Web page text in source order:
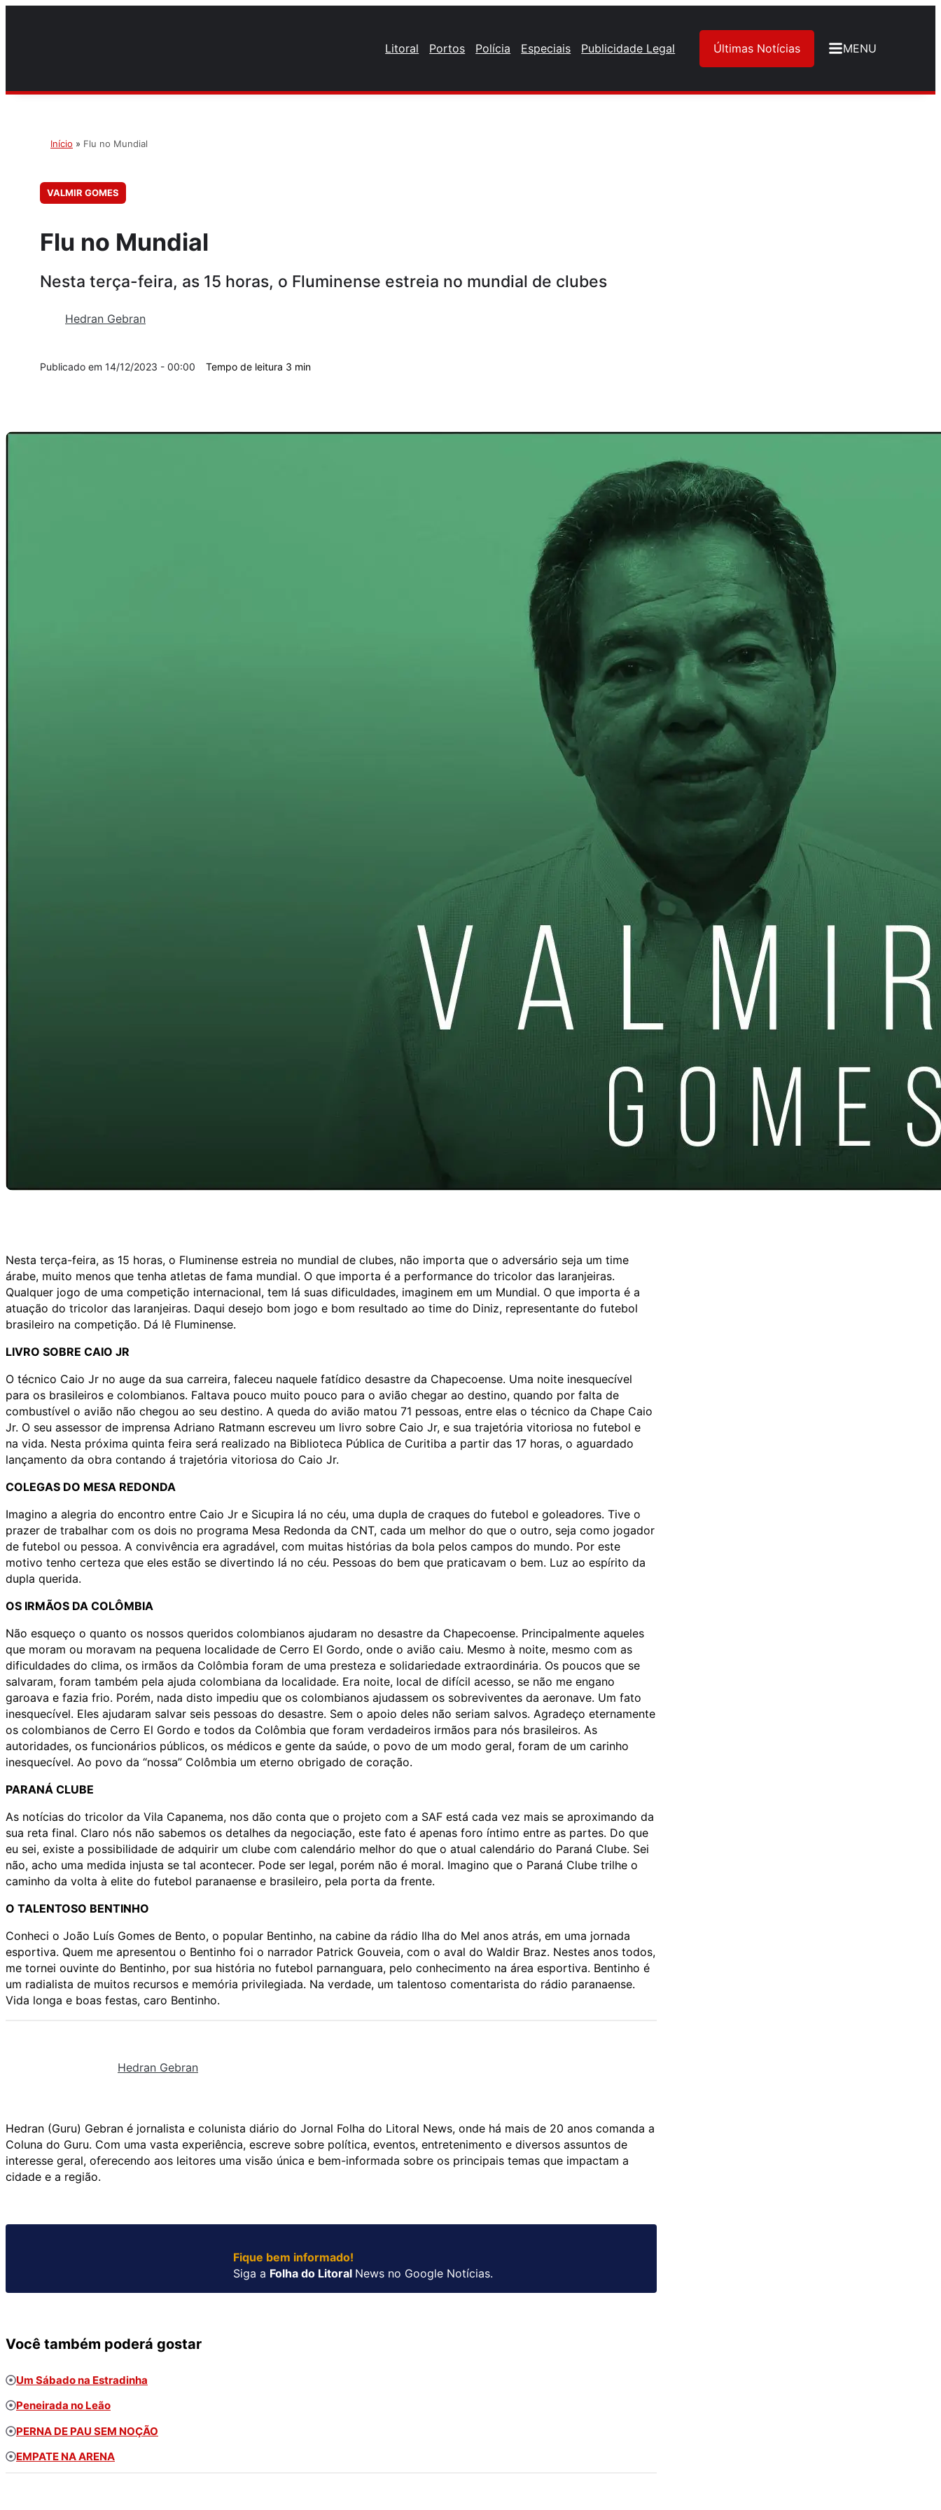
Litoral Portos Polícia Especiais Publicidade Legal Últimas Notícias MENU
Início » Flu no Mundial
VALMIR GOMES
Flu no Mundial
Nesta terça-feira, as 15 horas, o Fluminense estreia no mundial de clubes
Hedran Gebran
14/12/2023 - 00:00
Nesta terça-feira, as 15 horas, o Fluminense estreia no mundial de clubes, não importa que o adversário seja um time
árabe, muito menos que tenha atletas de fama mundial. O que importa é a performance do tricolor das laranjeiras.
Qualquer jogo de uma competição internacional, tem lá suas dificuldades, imaginem em um Mundial. O que importa é a
atuação do tricolor das laranjeiras. Daqui desejo bom jogo e bom resultado ao time do Diniz, representante do futebol
brasileiro na competição. Dá lê Fluminense.
LIVRO SOBRE CAIO JR
O técnico Caio Jr no auge da sua carreira, faleceu naquele fatídico desastre da Chapecoense. Uma noite inesquecível
para os brasileiros e colombianos. Faltava pouco muito pouco para o avião chegar ao destino, quando por falta de
combustível o avião não chegou ao seu destino. A queda do avião matou 71 pessoas, entre elas o técnico da Chape Caio
Jr. O seu assessor de imprensa Adriano Ratmann escreveu um livro sobre Caio Jr, e sua trajetória vitoriosa no futebol e
na vida. Nesta próxima quinta feira será realizado na Biblioteca Pública de Curitiba a partir das 17 horas, o aguardado
lançamento da obra contando á trajetória vitoriosa do Caio Jr.
COLEGAS DO MESA REDONDA
Imagino a alegria do encontro entre Caio Jr e Sicupira lá no céu, uma dupla de craques do futebol e goleadores. Tive o
prazer de trabalhar com os dois no programa Mesa Redonda da CNT, cada um melhor do que o outro, seja como jogador
de futebol ou pessoa. A convivência era agradável, com muitas histórias da bola pelos campos do mundo. Por este
motivo tenho certeza que eles estão se divertindo lá no céu. Pessoas do bem que praticavam o bem. Luz ao espírito da
dupla querida.
OS IRMÃOS DA COLÔMBIA
Não esqueço o quanto os nossos queridos colombianos ajudaram no desastre da Chapecoense. Principalmente aqueles
que moram ou moravam na pequena localidade de Cerro El Gordo, onde o avião caiu. Mesmo à noite, mesmo com as
dificuldades do clima, os irmãos da Colômbia foram de uma presteza e solidariedade extraordinária. Os poucos que se
salvaram, foram também pela ajuda colombiana da localidade. Era noite, local de difícil acesso, se não me engano
garoava e fazia frio. Porém, nada disto impediu que os colombianos ajudassem os sobreviventes da aeronave. Um fato
inesquecível. Eles ajudaram salvar seis pessoas do desastre. Sem o apoio deles não seriam salvos. Agradeço eternamente
os colombianos de Cerro El Gordo e todos da Colômbia que foram verdadeiros irmãos para nós brasileiros. As
autoridades, os funcionários públicos, os médicos e gente da saúde, o povo de um modo geral, foram de um carinho
inesquecível. Ao povo da “nossa” Colômbia um eterno obrigado de coração.
PARANÁ CLUBE
As notícias do tricolor da Vila Capanema, nos dão conta que o projeto com a SAF está cada vez mais se aproximando da
sua reta final. Claro nós não sabemos os detalhes da negociação, este fato é apenas foro íntimo entre as partes. Do que
eu sei, existe a possibilidade de adquirir um clube com calendário melhor do que o atual calendário do Paraná Clube. Sei
não, acho uma medida injusta se tal acontecer. Pode ser legal, porém não é moral. Imagino que o Paraná Clube trilhe o
caminho da volta à elite do futebol paranaense e brasileiro, pela porta da frente.
O TALENTOSO BENTINHO
Conheci o João Luís Gomes de Bento, o popular Bentinho, na cabine da rádio Ilha do Mel anos atrás, em uma jornada
esportiva. Quem me apresentou o Bentinho foi o narrador Patrick Gouveia, com o aval do Waldir Braz. Nestes anos todos,
me tornei ouvinte do Bentinho, por sua história no futebol parnanguara, pelo conhecimento na área esportiva. Bentinho é
um radialista de muitos recursos e memória privilegiada. Na verdade, um talentoso comentarista do rádio paranaense.
Vida longa e boas festas, caro Bentinho.
Hedran Gebran
Hedran (Guru) Gebran é jornalista e colunista diário do Jornal Folha do Litoral News, onde há mais de 20 anos comanda a
Coluna do Guru. Com uma vasta experiência, escreve sobre política, eventos, entretenimento e diversos assuntos de
interesse geral, oferecendo aos leitores uma visão única e bem-informada sobre os principais temas que impactam a
cidade e a região.
Fique bem informado!
Siga a Folha do Litoral News no Google Notícias.
Você também poderá gostar
Um Sábado na Estradinha
Peneirada no Leão
PERNA DE PAU SEM NOÇÃO
EMPATE NA ARENA